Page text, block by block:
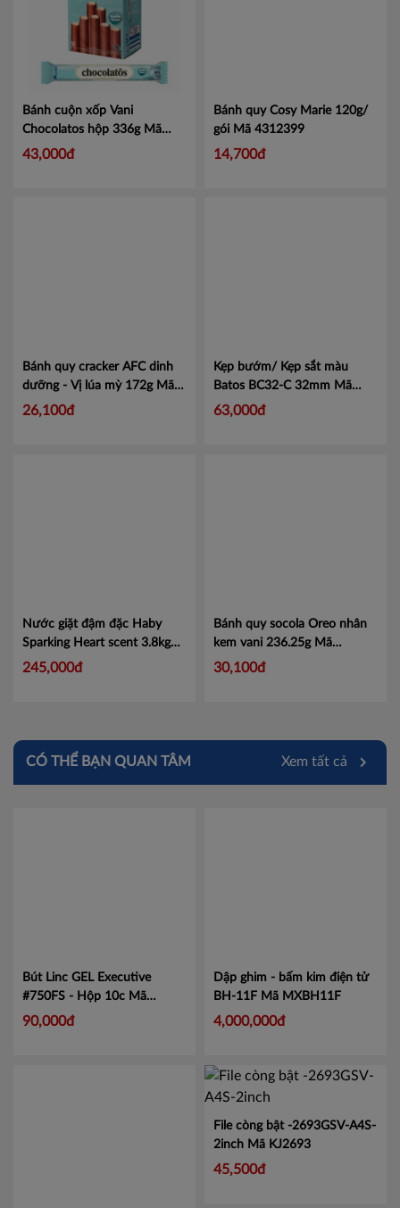
Nghệ An
Ninh Thuận
Phú Yên
Quảng Bình
Quảng Nam
Bến Tre
Bình Phước
Sóc Trăng
Tây Ninh
Trà Vinh
Bánh cuộn xốp Vani
Chocolatos hộp 336g Mã
101225044
43,000đ
Bánh quy Cosy Marie 120g/
gói Mã 4312399
14,700đ
Bánh quy cracker AFC dinh
dưỡng - Vị lúa mỳ 172g Mã
4305248
26,100đ
Kẹp bướm/ Kẹp sắt màu
Batos BC32-C 32mm Mã
BC32-C
63,000đ
Nước giặt đậm đặc Haby
Sparking Heart scent 3.8kg
Mã 18859423208505
245,000đ
Bánh quy socola Oreo nhân
kem vani 236.25g Mã
4318161
30,100đ
CÓ THỂ BẠN QUAN TÂM Xem tất cả
Bút Linc GEL Executive
#750FS - Hộp 10c Mã
LIN750
90,000đ
Dập ghim - bấm kim điện tử
BH-11F Mã MXBH11F
4,000,000đ
File còng bật -2693GSV-A4S-
2inch Mã KJ2693
45,500đ